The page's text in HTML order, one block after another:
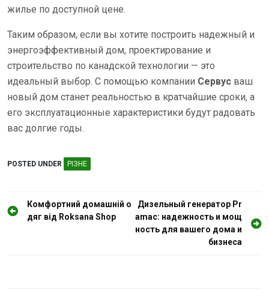
жилье по доступной цене.
Таким образом, если вы хотите построить надежный и
энергоэффективный дом, проектирование и
строительство по канадской технологии — это
идеальный выбор. С помощью компании Сервус ваш
новый дом станет реальностью в кратчайшие сроки, а
его эксплуатационные характеристики будут радовать
вас долгие годы.
POSTED UNDER РІЗНЕ
Н
Комфортний домашній о
дяг від Roksana Shop
Дизельный генератор Pr
amac: надежность и мощ
ность для вашего дома и
бизнеса